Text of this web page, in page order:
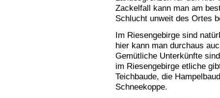
Zackelfall kann man am
Schlucht unweit des Ortes
Im Riesengebirge sind
hier kann man durchaus
Gemütliche Unterkünfte
im Riesengebirge etliche
Teichbaude, die
Schneekoppe.